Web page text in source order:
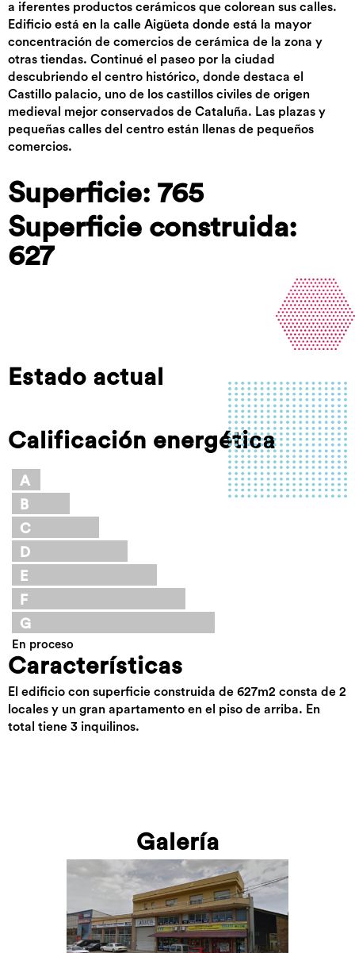
a iferentes productos cerámicos que colorean sus calles.
Edificio está en la calle Aigüeta donde está la mayor
concentración de comercios de cerámica de la zona y
otras tiendas. Continué el paseo por la ciudad
descubriendo el centro histórico, donde destaca el
Castillo palacio, uno de los castillos civiles de origen
medieval mejor conservados de Cataluña. Las plazas y
pequeñas calles del centro están llenas de pequeños
comercios.
Superficie: 765
Superficie construida:
627
Estado actual
Calificación energética
A
B
C
D
E
F
G
En proceso
Características
El edificio con superficie construida de 627m2 consta de 2
locales y un gran apartamento en el piso de arriba. En
total tiene 3 inquilinos.
Galería